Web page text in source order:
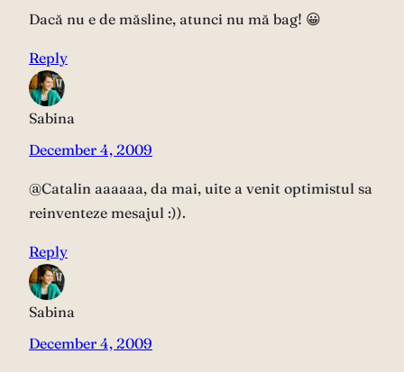
Dacă nu e de măsline, atunci nu mă bag! 😀
Reply
Sabina
December 4, 2009
@Catalin aaaaaa, da mai, uite a venit optimistul sa
reinventeze mesajul :)).
Reply
Sabina
December 4, 2009